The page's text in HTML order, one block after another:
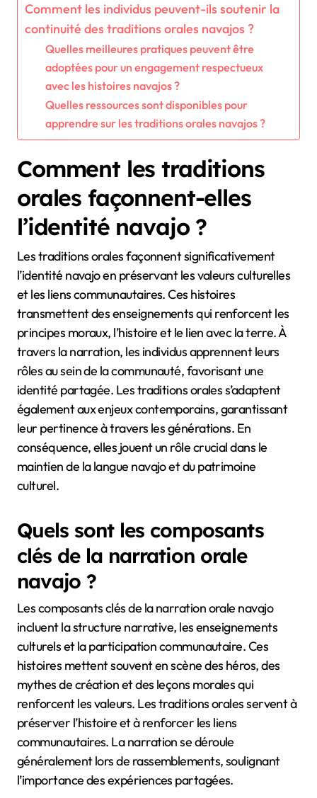
Comment les individus peuvent-ils soutenir la
continuité des traditions orales navajos ?
Quelles meilleures pratiques peuvent être
adoptées pour un engagement respectueux
avec les histoires navajos ?
Quelles ressources sont disponibles pour
apprendre sur les traditions orales navajos ?
Comment les traditions
orales façonnent-elles
l’identité navajo ?
Les traditions orales façonnent significativement
l’identité navajo en préservant les valeurs culturelles
et les liens communautaires. Ces histoires
transmettent des enseignements qui renforcent les
principes moraux, l’histoire et le lien avec la terre. À
travers la narration, les individus apprennent leurs
rôles au sein de la communauté, favorisant une
identité partagée. Les traditions orales s’adaptent
également aux enjeux contemporains, garantissant
leur pertinence à travers les générations. En
conséquence, elles jouent un rôle crucial dans le
maintien de la langue navajo et du patrimoine
culturel.
Quels sont les composants
clés de la narration orale
navajo ?
Les composants clés de la narration orale navajo
incluent la structure narrative, les enseignements
culturels et la participation communautaire. Ces
histoires mettent souvent en scène des héros, des
mythes de création et des leçons morales qui
renforcent les valeurs. Les traditions orales servent à
préserver l’histoire et à renforcer les liens
communautaires. La narration se déroule
généralement lors de rassemblements, soulignant
l’importance des expériences partagées.